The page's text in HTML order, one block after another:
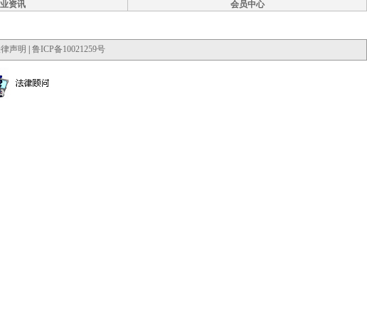
资讯 会员中心
声明 鲁ICP备10021259号